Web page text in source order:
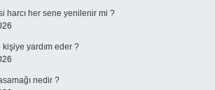
harcı her sene yenilenir mi ?
yardım eder ?
nedir ?